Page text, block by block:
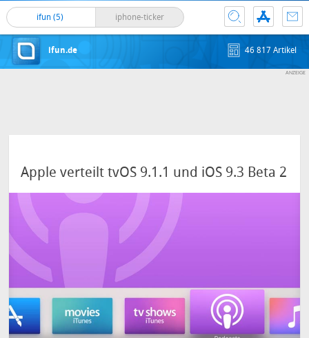
ifun (5) iphone-ticker
ifun.de 46 817 Artikel
Apple verteilt tvOS 9.1.1 und iOS 9.3 Beta 2